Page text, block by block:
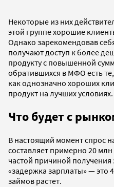
Некоторые из них
этой группе хорошие
Однако зарекомендовав
получают доступ к более
продукту с повышенной
обратившихся в МФО есть
как однозначно хороших
продукт на лучших условиях.
Что будет с
В настоящий момент спрос
составляет примерно 20
частой причиной
«задержка зарплаты» — это
займов растет.